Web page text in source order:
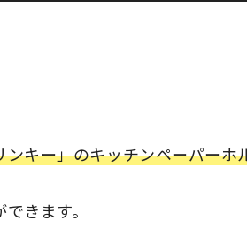
キー」のキッチンペーパーホ
きます。